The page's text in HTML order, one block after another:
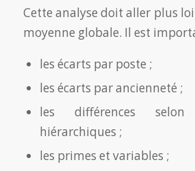
Cette analyse doit aller plus
moyenne globale. Il est
les écarts par poste ;
les écarts par ancienneté ;
les différences
hiérarchiques ;
les primes et variables ;